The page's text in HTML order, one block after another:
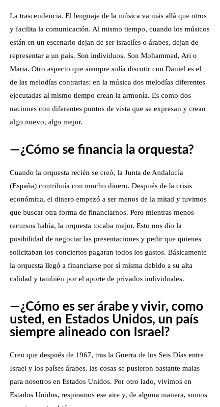
La trascendencia. El lenguaje de la música va más allá que otros
y facilita la comunicación. Al mismo tiempo, cuando los músicos
están en un escenario dejan de ser israelíes o árabes, dejan de
representar a un país. Son individuos. Son Mohammed, Ari o
Maria. Otro aspecto que siempre solía discutir con Daniel es el
de las melodías contrarias: en la música dos melodías diferentes
ejecutadas al mismo tiempo crean la armonía. Es como dos
naciones con diferentes puntos de vista que se expresan y crean
algo nuevo, algo mejor.
—¿Cómo se financia la orquesta?
Cuando la orquesta recién se creó, la Junta de Andalucía
(España) contribuía con mucho dinero. Después de la crisis
económica, el dinero empezó a ser menos de la mitad y tuvimos
que buscar otra forma de financiarnos. Pero mientras menos
recursos había, la orquesta tocaba mejor. Esto nos dio la
posibilidad de negociar las presentaciones y pedir que quienes
solicitaban los conciertos pagaran todos los gastos. Básicamente
la orquesta llegó a financiarse por sí misma debido a su alta
calidad y también por el aporte de privados individuales.
—¿Cómo es ser árabe y vivir, como
usted, en Estados Unidos, un país
siempre alineado con Israel?
Creo que después de 1967, tras la Guerra de los Seis Días entre
Israel y los países árabes, las cosas se pusieron bastante malas
para nosotros en Estados Unidos. Por otro lado, vivimos en
Estados Unidos, respiramos ese aire y, de alguna manera, somos